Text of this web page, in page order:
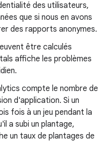
des utilisateurs,
que si nous en avons
des rapports anonymes.
être calculés
affiche les problèmes
compte le nombre de
d'application. Si un
fois à un jeu pendant la
a subi un plantage,
un taux de plantages de